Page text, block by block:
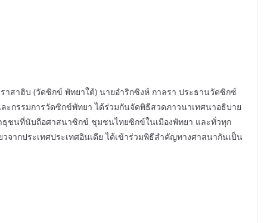
าสาฮิบ (วัดซิกข์ พัทยาใต้) นายอำริกซิงห์ กาลรา ประธานวัดซิกซ์
ะกรรมการวัดซิกข์พัทยา ได้ร่วมกันจัดพิธีสวดภาวนาเทศนาอธิบาย
ชนที่นับถีอศาสนาซิกข์ ชุมชนไทยซิกข์ในเมืองพัทยา และทั่วทุก
จากประเทศประเทศอินเดีย ได้เข้าร่วมพิธีสำคัญทางศาสนากันเป็น